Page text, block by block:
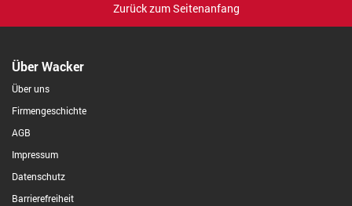
Zurück zum Seitenanfang
Über Wacker
Über uns
Firmengeschichte
AGB
Impressum
Datenschutz
Barrierefreiheit